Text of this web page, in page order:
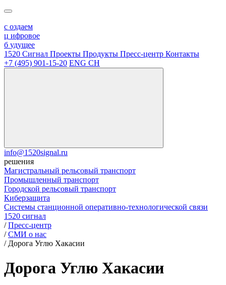
с оздаем
ц ифровое
б удущее
1520 Сигнал Проекты Продукты Пресс-центр Контакты
+7 (495) 901-15-20 ENG CH
info@1520signal.ru
решения
Магистральный рельсовый транспорт
Промышленный транспорт
Городской рельсовый транспорт
Киберзащита
Системы станционной оперативно-технологической связи
1520 сигнал
/Пресс-центр
/СМИ о нас
/ Дорога Углю Хакасии
Дорога Углю Хакасии